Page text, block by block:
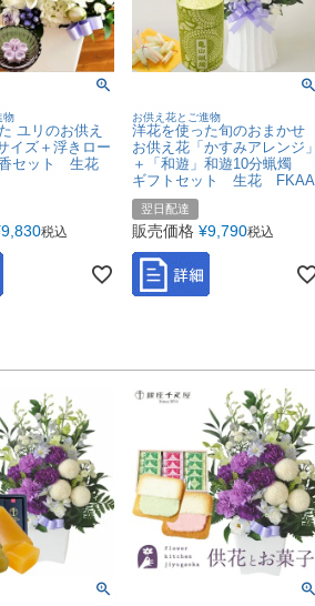
物
ユリのお供え
イズ＋浮きロー
セット 生花
9,830税込
お供え花とご進物
洋花を使った旬のおまかせ
お供え花「かすみアレンジ」
＋「和遊」和遊10分蝋燭
ギフトセット 生花 FKAA
翌日配達
販売価格 ¥9,790税込